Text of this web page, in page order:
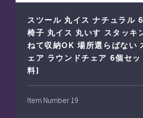
スツール 丸イス ナチュラル
椅子 丸イス 丸いす スタッキ
ねて収納OK 場所選らばない
ェア ラウンドチェア 6個セ
料]
Item Number 19